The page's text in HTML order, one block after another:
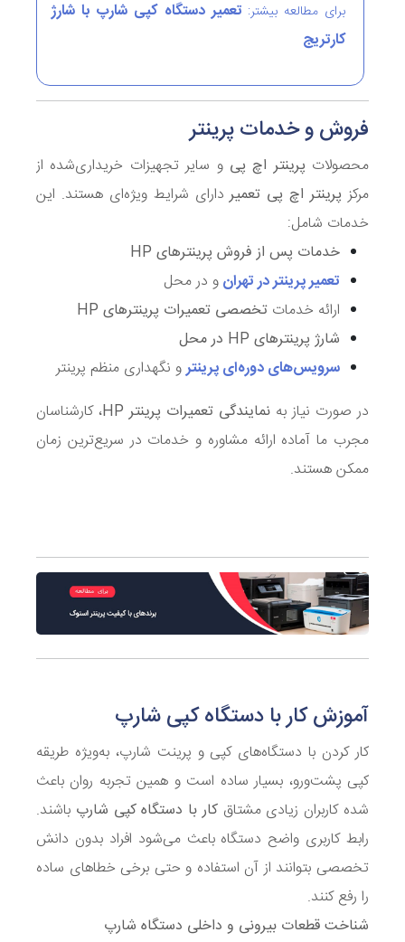
برای مطالعه بیشتر: تعمیر دستگاه کپی شارپ با شارژ
کارتریج
فروش و خدمات پرینتر
محصولات پرینتر اچ پی و سایر تجهیزات خریداری‌شده از
مرکز پرینتر اچ پی تعمیردارای شرایط ویژه‌ای هستند. این
خدمات شامل:
خدمات پس از فروش پرینترهای HP
تعمیر پرینتر در تهرانو در محل
ارائه خدمات تخصصی تعمیرات پرینترهای HP
شارژ پرینترهای HP در محل
سرویس‌های دوره‌ای پرینترو نگهداری منظم پرینتر
در صورت نیاز به نمایندگی تعمیرات پرینتر HP
، کارشناسان
مجرب ما آماده ارائه مشاوره و خدمات در سریع‌ترین زمان
ممکن هستند.
آموزش کار با دستگاه کپی شارپ
کار کردن با دستگاه‌های کپی و پرینت شارپ، به‌ویژه طریقه
کپی پشت‌ورو، بسیار ساده است و همین تجربه روان باعث
شده کاربران زیادی مشتاقکار با دستگاه کپی شارپ باشند.
رابط کاربری واضح دستگاه باعث می‌شود افراد بدون دانش
تخصصی بتوانند از آن استفاده و حتی برخی خطاهای ساده
را رفع کنند.
شناخت قطعات بیرونی و داخلی دستگاه شارپ